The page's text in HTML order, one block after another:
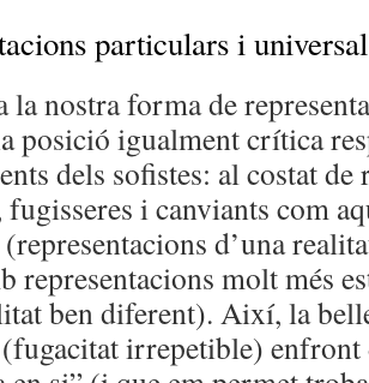
particulars i
la nostra forma de
posició igualment crítica
dels sofistes: al costat de
fugisseres i canviants com
d’una
representacions molt més
ben diferent). Així, la
irrepetible) enfront